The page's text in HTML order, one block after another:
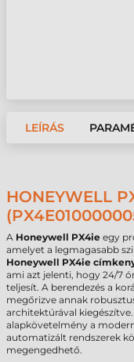
LEÍRÁS
HONEYWELL
A Honeywell PX4ie egy
amelyet a legmagasabb
Honeywell PX4ie
ami azt jelenti, hogy 24/7
teljesít. A berendezés a
megőrizve annak
architektúrával
alapkövetelmény a
automatizált rendszerek
megengedhető.